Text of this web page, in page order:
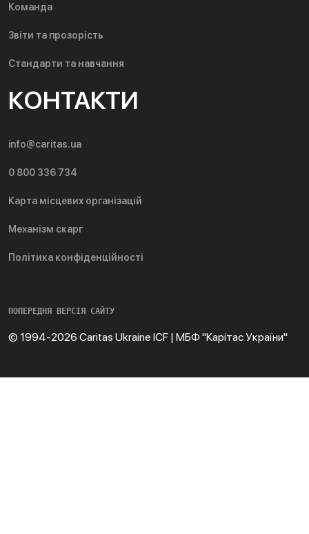
Команда
Звіти та прозорість
Стандарти та навчання
КОНТАКТИ
info@caritas.ua
0 800 336 734
Карта місцевих організацій
Механізм скарг
Політика конфіденційності
ПОПЕРЕДНЯ ВЕРСІЯ САЙТУ
© 1994-2026 Caritas Ukraine ICF | МБФ "Карітас України"